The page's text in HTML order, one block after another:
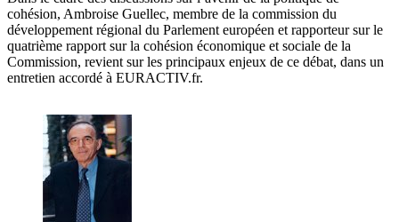
cohésion, Ambroise Guellec, membre de la commission du
développement régional du Parlement européen et rapporteur sur le
quatrième rapport sur la cohésion économique et sociale de la
Commission, revient sur les principaux enjeux de ce débat, dans un
entretien accordé à EURACTIV.fr.